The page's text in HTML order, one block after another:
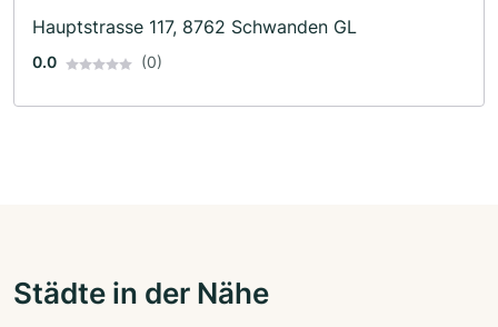
Hauptstrasse 117, 8762 Schwanden GL
0.0 (0)
Städte in der Nähe